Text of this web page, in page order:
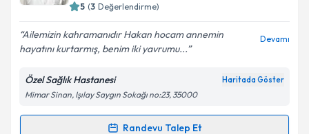
Kişisel verilerimin işlenmesine ilişkin
Aydınlatma
Metni'ni okudum ve kişisel verilerimin belirtilen
kapsamda işlenmesini kabul ediyorum.
5 (3 Değerlendirme)
Ailemizin kahramanıdır Hakan hocam annemin
hayatını kurtarmış, benim iki yavrumu...
Devamı
Özel Sağlık Hastanesi Haritada Göster
Mimar Sinan, Işılay Saygın Sokağı no:23, 35000
Randevu Talep Et